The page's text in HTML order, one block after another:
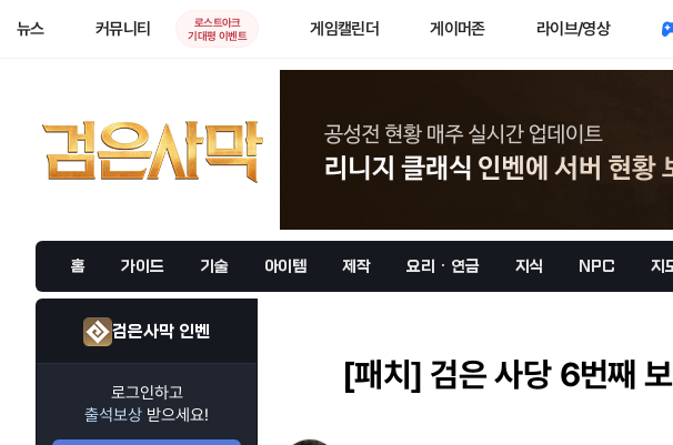
뉴스 커뮤니티
로스트아크
기대평 이벤트
게임캘린더 게이머존 라이브/영상
홈 가이드 기술 아이템 제작 요리 · 연금 지식 NPC 지
검은사막 인벤
로그인하고
출석보상 받으세요!
[패치] 검은 사당 6번째